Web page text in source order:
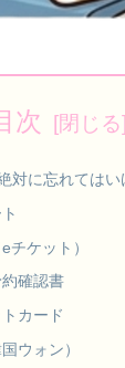
次
対に忘れては
ケット）
確認書
カード
ウォン）